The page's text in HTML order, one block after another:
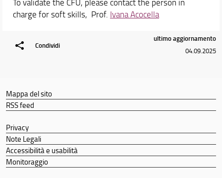
charge for soft skills, Prof. Ivana Acocella
Condividi
ultimo aggiornamento
04.09.2025
Mappa del sito
RSS feed
Privacy
Note Legali
Accessibilità e usabilità
Monitoraggio